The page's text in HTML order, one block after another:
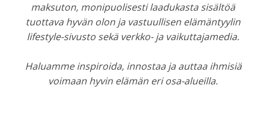
maksuton, monipuolisesti laadukasta sisältöä
tuottava hyvän olon ja vastuullisen elämäntyylin
lifestyle-sivusto sekä verkko- ja vaikuttajamedia.
Haluamme inspiroida, innostaa ja auttaa ihmisiä
voimaan hyvin elämän eri osa-alueilla.